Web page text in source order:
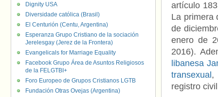
artículo
La primera
de
enero de
2016).
libanesa
transexual ,
registro
Dignity USA
Diversidade católica (Brasil)
El Centurión (Centu, Argentina)
Esperanza Grupo Cristiano de la sociación
Jerelesgay (Jerez de la Frontera)
Evangelicals for Marriage Equality
Facebook Grupo Área de Asuntos Religiosos
de la FELGTBI+
Foro Europeo de Grupos Cristianos LGTB
Fundación Otras Ovejas (Argentina)